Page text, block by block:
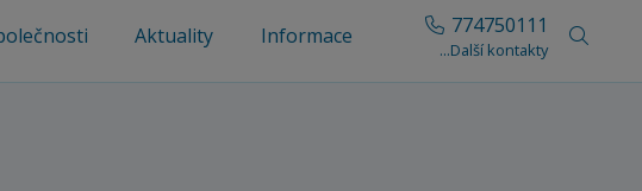
Aktuality Informace 774750111
...Další kontakty